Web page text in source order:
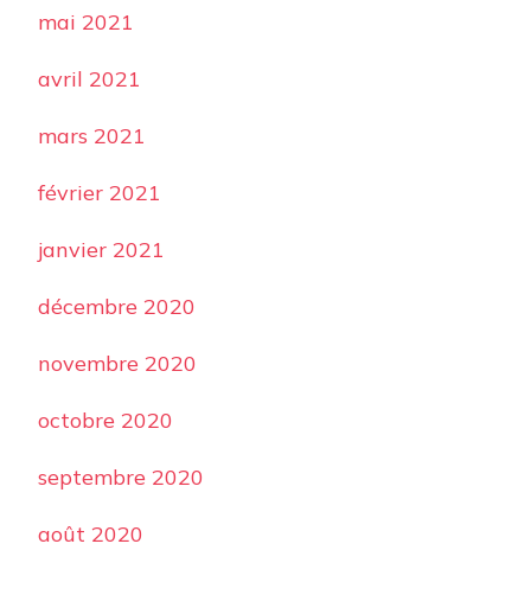
mai 2021
avril 2021
mars 2021
février 2021
janvier 2021
décembre 2020
novembre 2020
octobre 2020
septembre 2020
août 2020